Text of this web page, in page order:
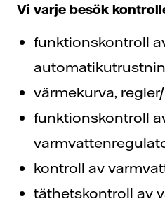
Vi varje besök
funktionskontroll
värmekurva,
funktionskontroll
kontroll av
täthetskontroll av